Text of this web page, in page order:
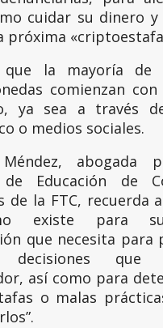
cuidar su dinero
próxima
que la mayoría de
comienzan
ya sea a través
o medios sociales.
Méndez, abogada
de Educación de
de la FTC, recuerda
existe para
que necesita para
decisiones que
así como para
o malas